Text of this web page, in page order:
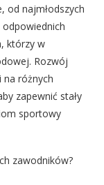
od najmłodszych
którzy w
Rozwój
na różnych
zapewnić stały
sportowy
zawodników?